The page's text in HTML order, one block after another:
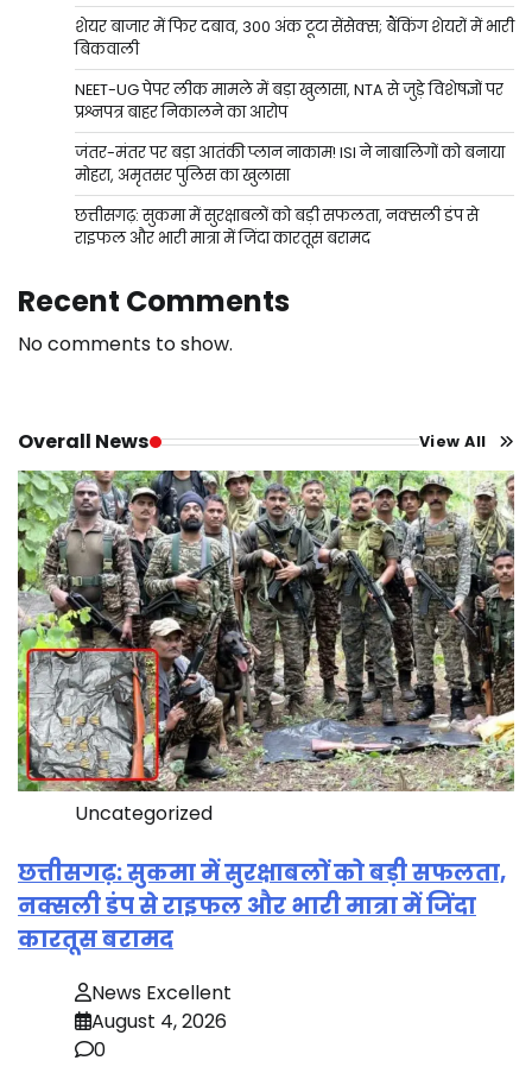
शेयर बाजार में फिर दबाव, 300 अंक टूटा सेंसेक्स; बैंकिंग शेयरों में भारी
बिकवाली
NEET-UG पेपर लीक मामले में बड़ा खुलासा, NTA से जुड़े विशेषज्ञों पर
प्रश्नपत्र बाहर निकालने का आरोप
जंतर-मंतर पर बड़ा आतंकी प्लान नाकाम! ISI ने नाबालिगों को बनाया
मोहरा, अमृतसर पुलिस का खुलासा
छत्तीसगढ़: सुकमा में सुरक्षाबलों को बड़ी सफलता, नक्सली डंप से
राइफल और भारी मात्रा में जिंदा कारतूस बरामद
Recent Comments
No comments to show.
Overall News View All
Uncategorized
छत्तीसगढ़: सुकमा में सुरक्षाबलों को बड़ी सफलता,
नक्सली डंप से राइफल और भारी मात्रा में जिंदा
कारतूस बरामद
News Excellent
August 4, 2026
0